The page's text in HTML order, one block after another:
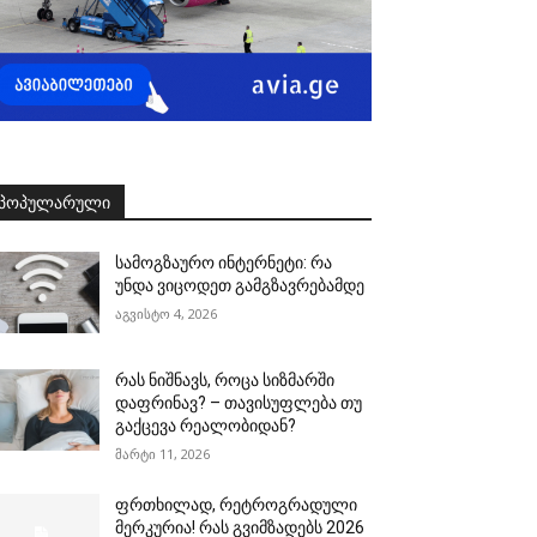
სამოგზაურო ინტერნეტი: რა
უნდა ვიცოდეთ გამგზავრებამდე
აგვისტო 4, 2026
რას ნიშნავს, როცა სიზმარში
დაფრინავ? – თავისუფლება თუ
გაქცევა რეალობიდან?
მარტი 11, 2026
ფრთხილად, რეტროგრადული
მერკურია! რას გვიმზადებს 2026